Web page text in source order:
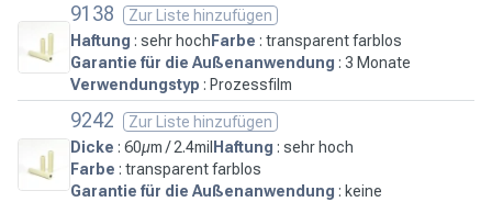
9138
Zur Liste hinzufügen
Haftung : sehr hoch Farbe : transparent farblos
Garantie für die Außenanwendung : 3 Monate
Verwendungstyp : Prozessfilm
9242
Zur Liste hinzufügen
Dicke : 60µm / 2.4mil Haftung : sehr hoch
Farbe : transparent farblos
Garantie für die Außenanwendung : keine